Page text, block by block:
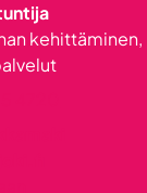
kehittäminen,